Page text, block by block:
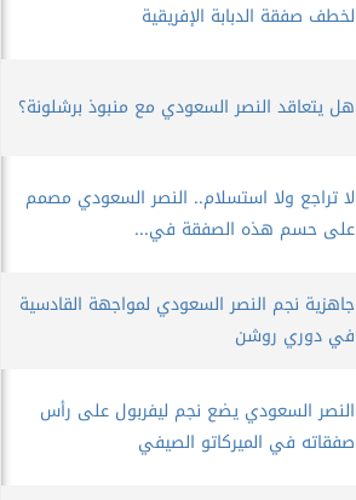
لخطف صفقة الدبابة الإفريقية
هل يتعاقد النصر السعودي مع منبوذ برشلونة؟
لا تراجع ولا استسلام.. النصر السعودي مصمم
على حسم هذه الصفقة في...
جاهزية نجم النصر السعودي لمواجهة القادسية
في دوري روشن
النصر السعودي يضع نجم ليفربول على رأس
صفقاته في الميركاتو الصيفي